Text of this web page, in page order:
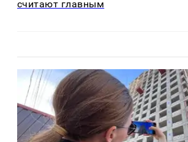
считают главным